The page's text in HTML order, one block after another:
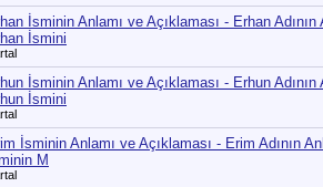
İsminin Anlamı ve Açıklaması - Erhan Adının
İsmini
İsminin Anlamı ve Açıklaması - Erhun Adının
İsmini
İsminin Anlamı ve Açıklaması - Erim Adının
M